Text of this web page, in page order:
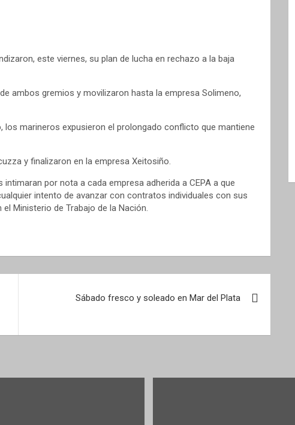
este viernes, su plan de lucha en rechazo a la baja
ambos gremios y movilizaron hasta la empresa Solimeno,
marineros expusieron el prolongado conflicto que mantiene
y finalizaron en la empresa Xeitosiño.
por nota a cada empresa adherida a CEPA a que
intento de avanzar con contratos individuales con sus
Ministerio de Trabajo de la Nación.
Sábado fresco y soleado en Mar del Plata